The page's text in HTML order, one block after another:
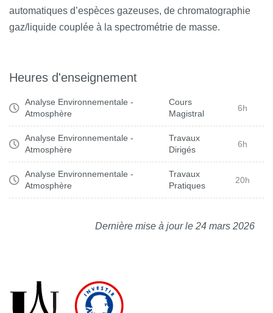
automatiques d’espèces gazeuses, de chromatographie
gaz/liquide couplée à la spectrométrie de masse.
Heures d'enseignement
Analyse Environnementale -
Atmosphère
Cours
Magistral
6h
Analyse Environnementale -
Atmosphère
Travaux
Dirigés
6h
Analyse Environnementale -
Atmosphère
Travaux
Pratiques
20h
Dernière mise à jour le 24 mars 2026